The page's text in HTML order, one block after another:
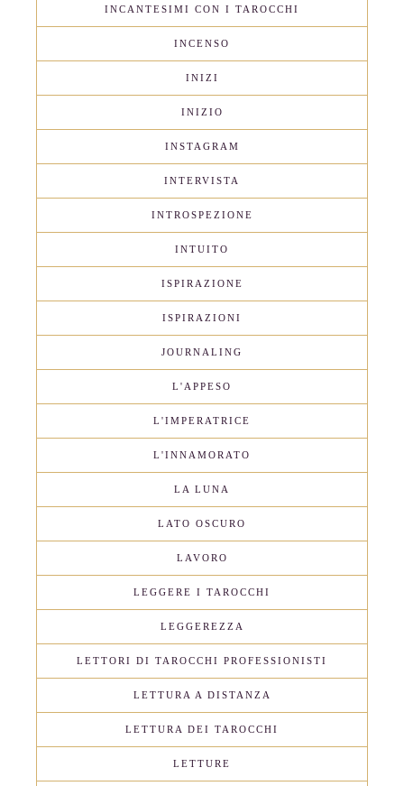
INCANTESIMI CON I TAROCCHI
INCENSO
INIZI
INIZIO
INSTAGRAM
INTERVISTA
INTROSPEZIONE
INTUITO
ISPIRAZIONE
ISPIRAZIONI
JOURNALING
L'APPESO
L'IMPERATRICE
L'INNAMORATO
LA LUNA
LATO OSCURO
LAVORO
LEGGERE I TAROCCHI
LEGGEREZZA
LETTORI DI TAROCCHI PROFESSIONISTI
LETTURA A DISTANZA
LETTURA DEI TAROCCHI
LETTURE